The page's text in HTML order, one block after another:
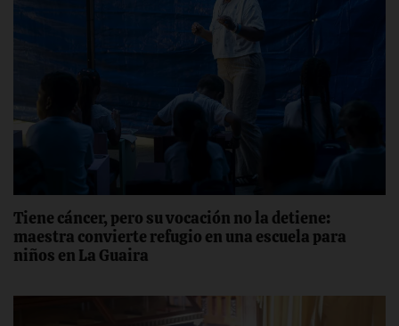
Tiene cáncer, pero su vocación no la detiene:
maestra convierte refugio en una escuela para
niños en La Guaira